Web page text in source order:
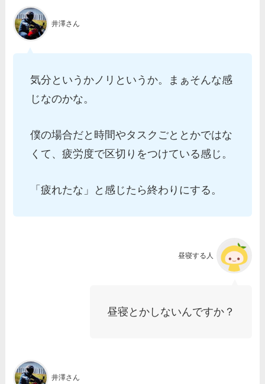
井澤さん
気分というかノリというか。まぁそんな感
じなのかな。
僕の場合だと時間やタスクごととかではな
くて、疲労度で区切りをつけている感じ。
「疲れたな」と感じたら終わりにする。
昼寝する人
昼寝とかしないんですか？
井澤さん